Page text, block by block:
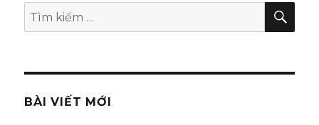
Tìm
kiếm:
TÌM
BÀI VIẾT MỚI